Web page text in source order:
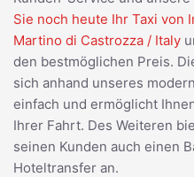
Sie noch heute Ihr Taxi von
Martino di Castrozza / Italy
den bestmöglichen Preis.
sich anhand unseres
einfach und ermöglicht
Ihrer Fahrt. Des Weiteren
seinen Kunden auch einen
Hoteltransfer an.